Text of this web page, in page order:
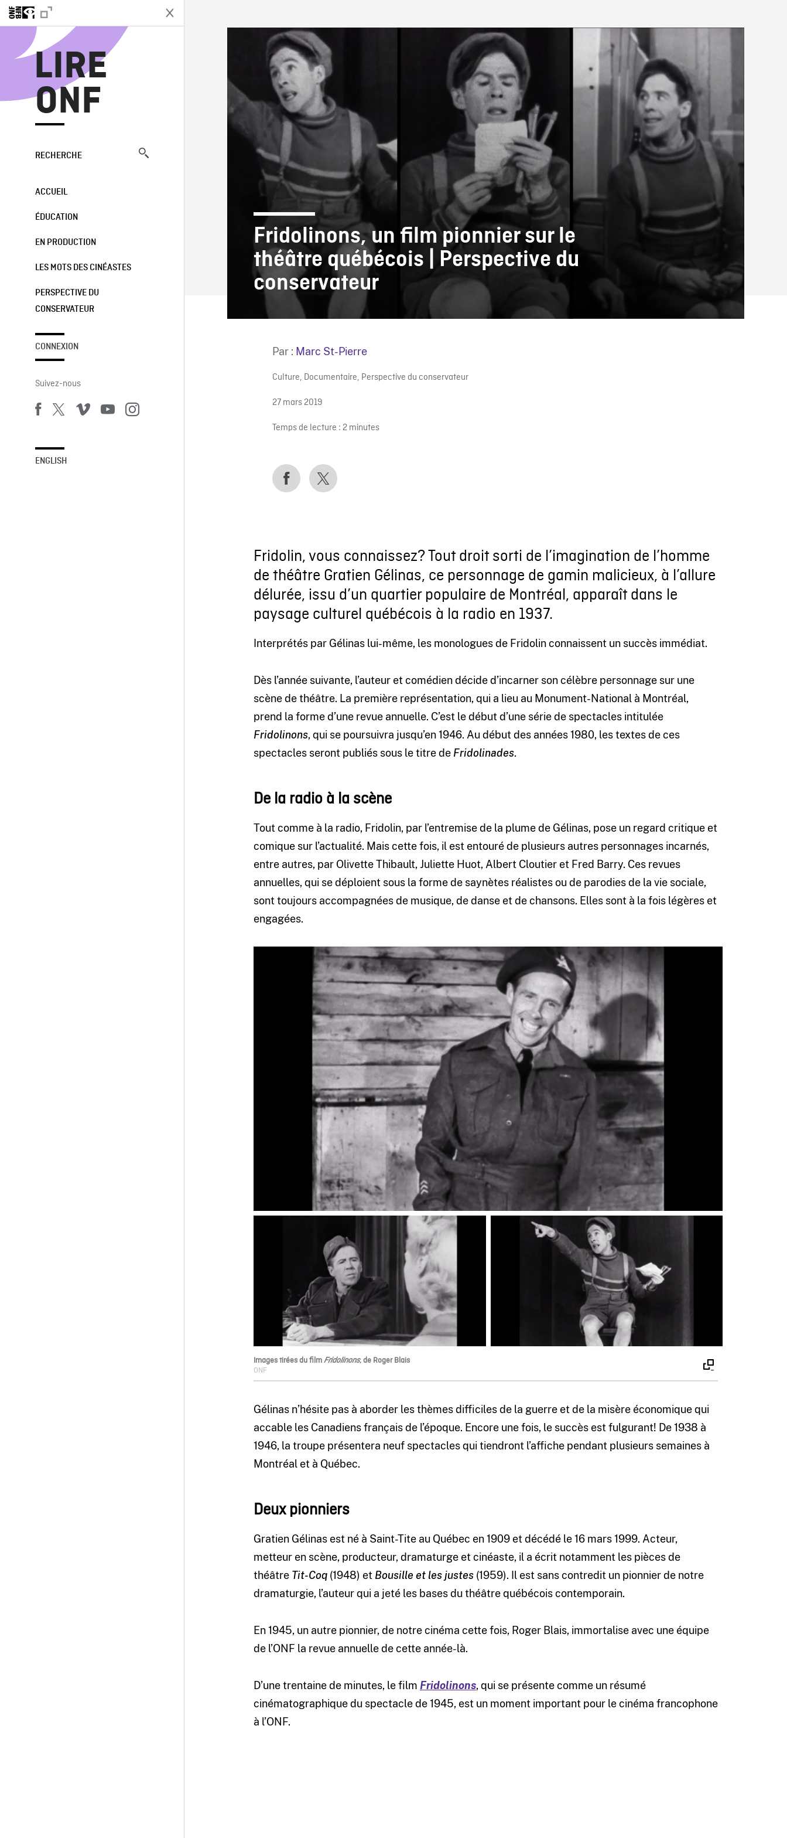
LIRE
ONF
RECHERCHE
ACCUEIL
ÉDUCATION
EN PRODUCTION
LES MOTS DES CINÉASTES
PERSPECTIVE DU
CONSERVATEUR
CONNEXION
Suivez-nous
ENGLISH
LIRE ONF
Fridolinons, un film pionnier sur le
théâtre québécois | Perspective du
conservateur
Par : Marc St-Pierre
Culture, Documentaire, Perspective du conservateur
27 mars 2019
Temps de lecture : 2 minutes
Fridolin, vous connaissez? Tout droit sorti de l’imagination de l’homme
de théâtre Gratien Gélinas, ce personnage de gamin malicieux, à l’allure
délurée, issu d’un quartier populaire de Montréal, apparaît dans le
paysage culturel québécois à la radio en 1937.
Interprétés par Gélinas lui-même, les monologues de Fridolin connaissent un succès immédiat.
Dès l’année suivante, l’auteur et comédien décide d’incarner son célèbre personnage sur une
scène de théâtre. La première représentation, qui a lieu au Monument-National à Montréal,
prend la forme d’une revue annuelle. C’est le début d’une série de spectacles intitulée
Fridolinons, qui se poursuivra jusqu’en 1946. Au début des années 1980, les textes de ces
spectacles seront publiés sous le titre de Fridolinades.
De la radio à la scène
Tout comme à la radio, Fridolin, par l’entremise de la plume de Gélinas, pose un regard critique et
comique sur l’actualité. Mais cette fois, il est entouré de plusieurs autres personnages incarnés,
entre autres, par Olivette Thibault, Juliette Huot, Albert Cloutier et Fred Barry. Ces revues
annuelles, qui se déploient sous la forme de saynètes réalistes ou de parodies de la vie sociale,
sont toujours accompagnées de musique, de danse et de chansons. Elles sont à la fois légères et
engagées.
Images tirées du film Fridolinons, de Roger Blais
ONF
Gélinas n’hésite pas à aborder les thèmes difficiles de la guerre et de la misère économique qui
accable les Canadiens français de l’époque. Encore une fois, le succès est fulgurant! De 1938 à
1946, la troupe présentera neuf spectacles qui tiendront l’affiche pendant plusieurs semaines à
Montréal et à Québec.
Deux pionniers
Gratien Gélinas est né à Saint-Tite au Québec en 1909 et décédé le 16 mars 1999. Acteur,
metteur en scène, producteur, dramaturge et cinéaste, il a écrit notamment les pièces de
théâtre Tit-Coq(1948) et Bousille et les justes(1959). Il est sans contredit un pionnier de notre
dramaturgie, l’auteur qui a jeté les bases du théâtre québécois contemporain.
En 1945, un autre pionnier, de notre cinéma cette fois, Roger Blais, immortalise avec une équipe
de l’ONF la revue annuelle de cette année-là.
D’une trentaine de minutes, le film Fridolinons, qui se présente comme un résumé
cinématographique du spectacle de 1945, est un moment important pour le cinéma francophone
à l’ONF.